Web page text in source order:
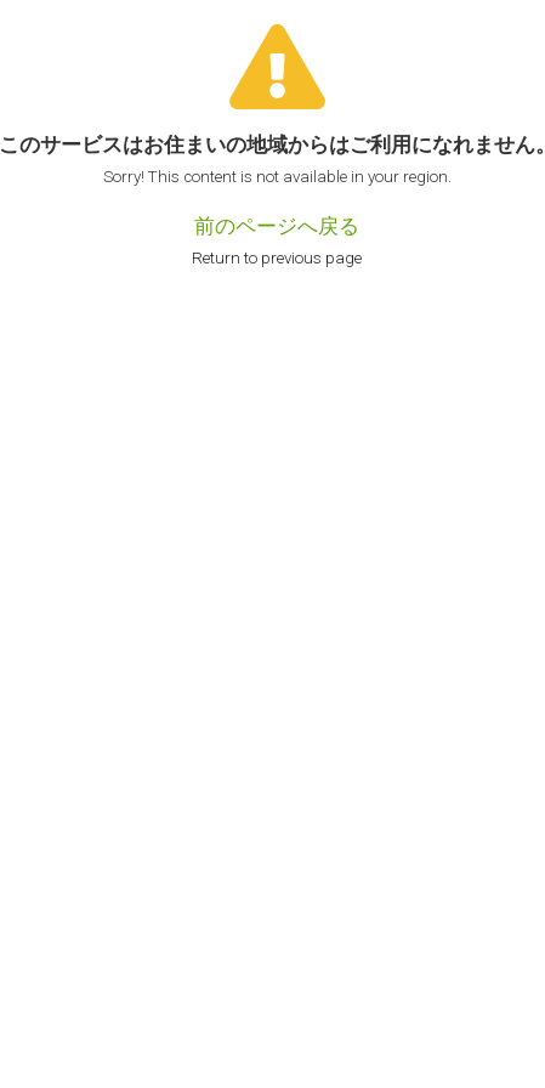
このサービスはお住まいの地域からはご利用になれません。
Sorry! This content is not available in your region.
前のページへ戻る
Return to previous page